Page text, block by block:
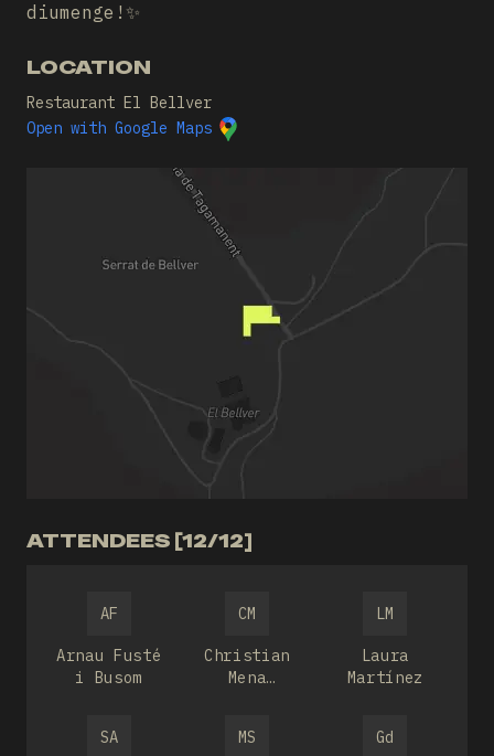
diumenge!✨
LOCATION
Restaurant El Bellver
Open with Google Maps
ATTENDEES [12/12]
AF
Arnau Fusté
i Busom
CM
Christian
Mena
LM
Laura
Martínez
SA MS Gd